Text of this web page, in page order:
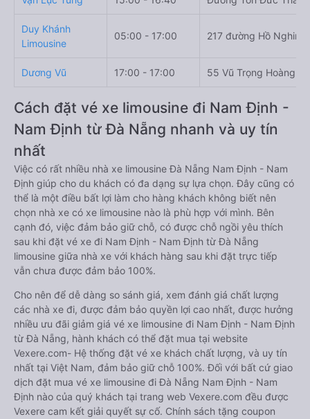
Duy Khánh
Limousine
05:00 - 17:00 217 đường Hồ Nghinh
Dương Vũ 17:00 - 17:00 55 Vũ Trọng Hoàng
Cách đặt vé xe limousine đi Nam Định -
Nam Định từ Đà Nẵng nhanh và uy tín
nhất
Việc có rất nhiều nhà xe limousine Đà Nẵng Nam Định - Nam
Định giúp cho du khách có đa dạng sự lựa chọn. Đây cũng có
thể là một điều bất lợi làm cho hàng khách không biết nên
chọn nhà xe có xe limousine nào là phù hợp với mình. Bên
cạnh đó, việc đảm bảo giữ chỗ, có được chỗ ngồi yêu thích
sau khi đặt vé xe đi Nam Định - Nam Định từ Đà Nẵng
limousine giữa nhà xe với khách hàng sau khi đặt trực tiếp
vẫn chưa được đảm bảo 100%.
Cho nên để dễ dàng so sánh giá, xem đánh giá chất lượng
các nhà xe đi, được đảm bảo quyền lợi cao nhất, được hưởng
nhiều ưu đãi giảm giá vé xe limousine đi Nam Định - Nam Định
từ Đà Nẵng, hành khách có thể đặt mua tại website
Vexere.com- Hệ thống đặt vé xe khách chất lượng, và uy tín
nhất tại Việt Nam, đảm bảo giữ chỗ 100%. Đối với bất cứ giao
dịch đặt mua vé xe limousine đi Đà Nẵng Nam Định - Nam
Định nào của quý khách tại trang web Vexere.com đều được
Vexere cam kết giải quyết sự cố. Chính sách tặng coupon